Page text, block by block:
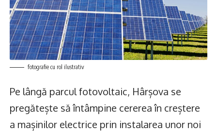
fotografie cu rol ilustrativ
Pe lângă parcul fotovoltaic, Hârșova se
pregătește să întâmpine cererea în creștere
a mașinilor electrice prin instalarea unor noi